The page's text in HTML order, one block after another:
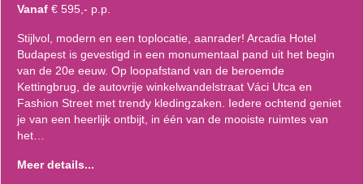
Vanaf € 595,- p.p.
Stijlvol, modern en een toplocatie, aanrader! Arcadia Hotel
Budapest is gevestigd in een monumentaal pand uit het begin
van de 20e eeuw. Op loopafstand van de beroemde
Kettingbrug, de autovrije winkelwandelstraat Váci Utca en
Fashion Street met trendy kledingzaken. Iedere ochtend geniet
je van een heerlijk ontbijt, in één van de mooiste ruimtes van
het…
Meer details...